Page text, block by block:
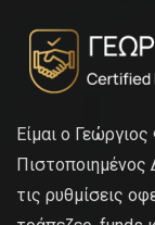
Είμαι ο
Πιστοποιημένος
τις ρυθμίσεις